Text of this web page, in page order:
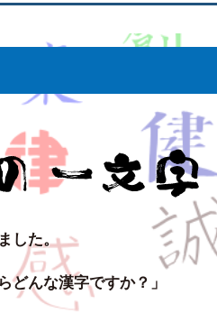
した。
どんな漢字ですか？」